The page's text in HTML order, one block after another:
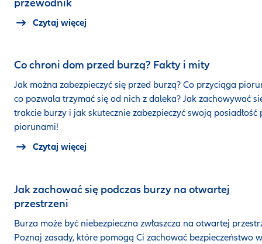
Czytaj więcej
Co chroni dom przed burzą? Fakty i mity
Jak można zabezpieczyć się przed burzą? Co przyciąga
co pozwala trzymać się od nich z daleka? Jak zachowywać
trakcie burzy i jak skutecznie zabezpieczyć swoją posiadłość
piorunami!
Czytaj więcej
Jak zachować się podczas burzy na otwartej
przestrzeni
Burza może być niebezpieczna zwłaszcza na otwartej
Poznaj zasady, które pomogą Ci zachować bezpieczeństwo w